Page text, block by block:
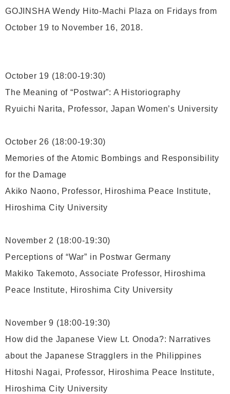
GOJINSHA Wendy Hito-Machi Plaza on Fridays from
October 19 to November 16, 2018.
October 19 (18:00-19:30)
The Meaning of “Postwar”: A Historiography
Ryuichi Narita, Professor, Japan Women’s University
October 26 (18:00-19:30)
Memories of the Atomic Bombings and Responsibility
for the Damage
Akiko Naono, Professor, Hiroshima Peace Institute,
Hiroshima City University
November 2 (18:00-19:30)
Perceptions of “War” in Postwar Germany
Makiko Takemoto, Associate Professor, Hiroshima
Peace Institute, Hiroshima City University
November 9 (18:00-19:30)
How did the Japanese View Lt. Onoda?: Narratives
about the Japanese Stragglers in the Philippines
Hitoshi Nagai, Professor, Hiroshima Peace Institute,
Hiroshima City University